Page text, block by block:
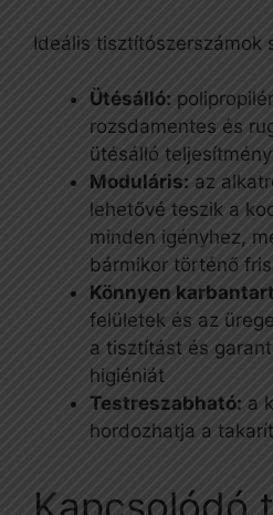
Ideális tisztítószerszámok
Ütésálló:
rozsdamentes és
ütésálló
Moduláris: az
lehetővé teszik a
minden igényhez,
bármikor történő
Könnyen
felületek és az
a tisztítást és
higiéniát
Testreszabható: a
hordozhatja a